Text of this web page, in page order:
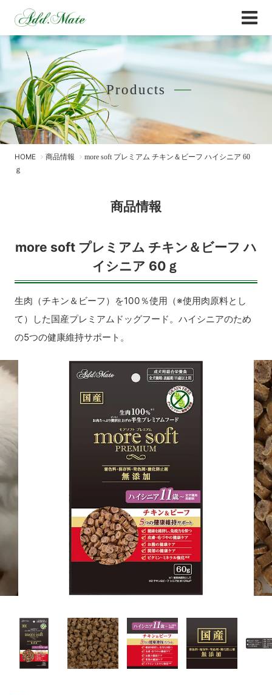
商品情報 - Add.Mate -アド・メイト オフィシ
Products
HOME 商品情報
more soft プレミアム チキン＆ビーフ ハイシニア 60
ｇ
商品情報
more soft プレミアム チキン＆ビーフ ハ
イシニア 60ｇ
生肉（チキン＆ビーフ）を100％使用（※使用肉原料とし
て）した国産プレミアムドッグフード。ハイシニアのため
の5つの健康維持サポート。